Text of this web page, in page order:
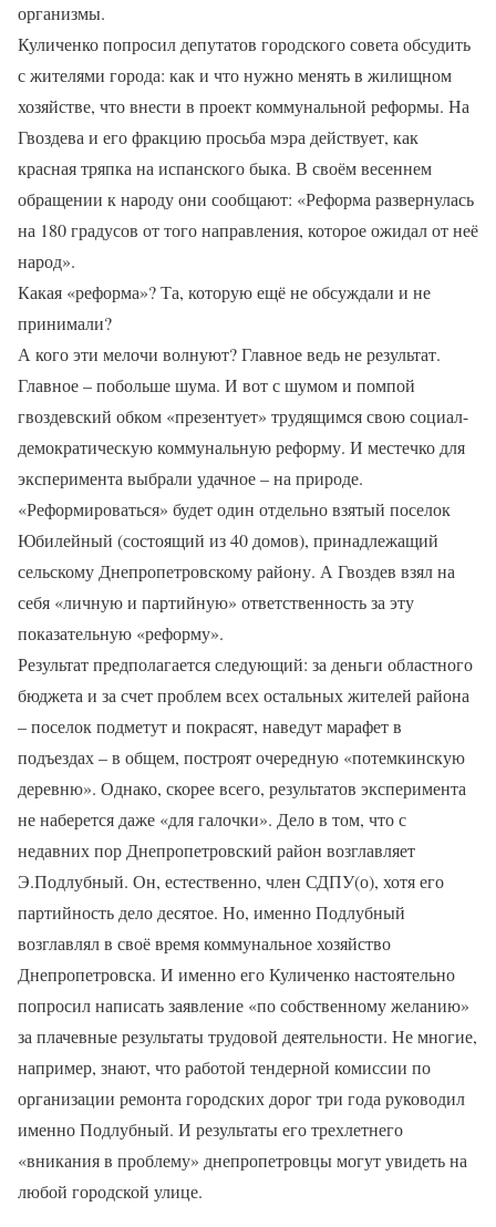
организмы.
Куличенко попросил депутатов городского совета обсудить
с жителями города: как и что нужно менять в жилищном
хозяйстве, что внести в проект коммунальной реформы. На
Гвоздева и его фракцию просьба мэра действует, как
красная тряпка на испанского быка. В своём весеннем
обращении к народу они сообщают: «Реформа развернулась
на 180 градусов от того направления, которое ожидал от неё
народ».
Какая «реформа»? Та, которую ещё не обсуждали и не
принимали?
А кого эти мелочи волнуют? Главное ведь не результат.
Главное – побольше шума. И вот с шумом и помпой
гвоздевский обком «презентует» трудящимся свою социал-
демократическую коммунальную реформу. И местечко для
эксперимента выбрали удачное – на природе.
«Реформироваться» будет один отдельно взятый поселок
Юбилейный (состоящий из 40 домов), принадлежащий
сельскому Днепропетровскому району. А Гвоздев взял на
себя «личную и партийную» ответственность за эту
показательную «реформу».
Результат предполагается следующий: за деньги областного
бюджета и за счет проблем всех остальных жителей района
– поселок подметут и покрасят, наведут марафет в
подъездах – в общем, построят очередную «потемкинскую
деревню». Однако, скорее всего, результатов эксперимента
не наберется даже «для галочки». Дело в том, что с
недавних пор Днепропетровский район возглавляет
Э.Подлубный. Он, естественно, член СДПУ(о), хотя его
партийность дело десятое. Но, именно Подлубный
возглавлял в своё время коммунальное хозяйство
Днепропетровска. И именно его Куличенко настоятельно
попросил написать заявление «по собственному желанию»
за плачевные результаты трудовой деятельности. Не многие,
например, знают, что работой тендерной комиссии по
организации ремонта городских дорог три года руководил
именно Подлубный. И результаты его трехлетнего
«вникания в проблему» днепропетровцы могут увидеть на
любой городской улице.